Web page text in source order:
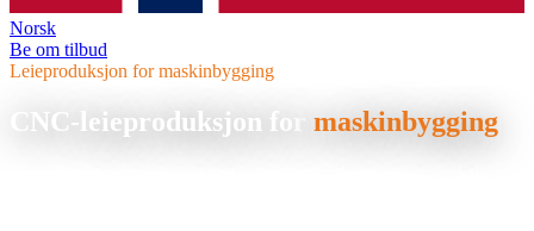
Norsk
Be om tilbud
Leieproduksjon for maskinbygging
CNC-leieproduksjon for maskinbygging